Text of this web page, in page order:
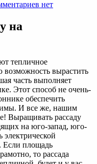
записи
—
Агро
портал
нет
на
тепличное
возможность вырастить
часть выполняет
Этот способ не очень-
обеспечить
И все же, нашим
Выращивать рассаду
на юго-запад, юго-
электрической
Если площадь
то рассада